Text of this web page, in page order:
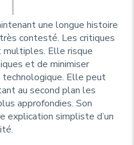
une longue histoire
contesté. Les critiques
Elle risque
et de minimiser
technologique. Elle peut
au second plan les
approfondies. Son
explication simpliste d’un